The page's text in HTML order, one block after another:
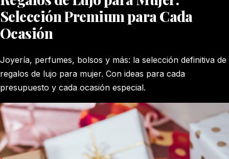
Selección Premium para Cada
Ocasión
Joyería, perfumes, bolsos y más: la selección definitiva de
regalos de lujo para mujer. Con ideas para cada
presupuesto y cada ocasión especial.